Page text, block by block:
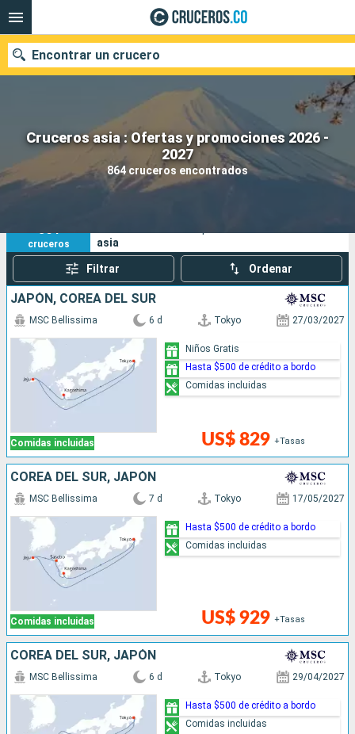
Cruceros asia : Ofertas y promociones 2026 -
2027
864 cruceros encontrados
Encontrar un crucero
Fecha de salida
864
cruceros
asia
Filtrar Ordenar
JAPÓN, COREA DEL SUR
Comidas incluidas
MSC Bellissima 6 d Tokyo 27/03/2027
US$ 829 +Tasas
Niños Gratis
Hasta $500 de crédito a bordo
Comidas incluidas
COREA DEL SUR, JAPÓN
Comidas incluidas
MSC Bellissima 7 d Tokyo 17/05/2027
US$ 929 +Tasas
Hasta $500 de crédito a bordo
Comidas incluidas
COREA DEL SUR, JAPÓN
MSC Bellissima 6 d Tokyo 29/04/2027
Hasta $500 de crédito a bordo
Comidas incluidas